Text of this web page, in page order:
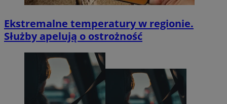
Ekstremalne temperatury w regionie.
Służby apelują o ostrożność